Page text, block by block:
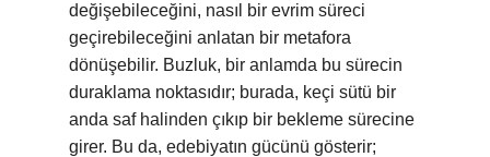
değişebileceğini, nasıl bir evrim süreci
geçirebileceğini anlatan bir metafora
dönüşebilir. Buzluk, bir anlamda bu sürecin
duraklama noktasıdır; burada, keçi sütü bir
anda saf halinden çıkıp bir bekleme sürecine
girer. Bu da, edebiyatın gücünü gösterir;